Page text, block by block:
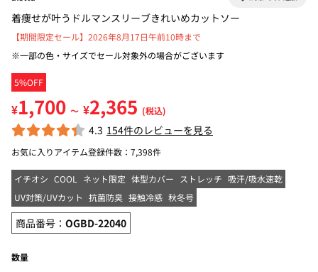
着痩せが叶うドルマンスリーブきれいめカットソー
5%OFF
【期間限定セール】2026年8月17日午前10時まで
※一部の色・サイズでセール対象外の場合がございます
¥1,700 ～ ¥2,365 (税込)
4.3 154件のレビューを見る
お気に入りアイテム登録件数： 7,398件
イチオシ COOL ネット限定 体型カバー ストレッチ 吸汗/吸水速乾
UV対策/UVカット 抗菌防臭 接触冷感 秋冬号
商品番号： OGBD-22040
数量